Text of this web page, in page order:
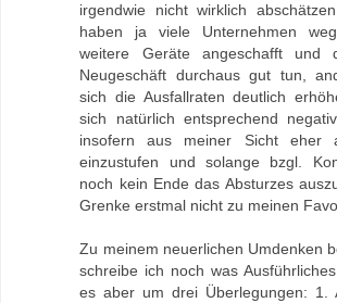
irgendwie nicht wirklich
haben ja viele Unternehmen
weitere Geräte angeschafft und
Neugeschäft durchaus gut tun,
sich die Ausfallraten deutlich
sich natürlich entsprechend
insofern aus meiner Sicht eher
einzustufen und solange bzgl.
noch kein Ende das Absturzes
Grenke erstmal nicht zu meinen
Zu meinem neuerlichen Umdenken
schreibe ich noch was
es aber um drei Überlegungen: 1.